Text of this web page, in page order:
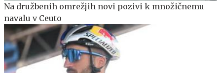
Na družbenih omrežjih novi pozivi k množičnemu
navalu v Ceuto